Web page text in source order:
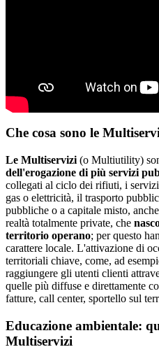
Che cosa sono le
Le Multiservizi (o Multiutility)
dell'erogazione di più servizi
collegati al ciclo dei rifiuti, i
gas o elettricità, il trasporto
pubbliche o a capitale misto,
realtà totalmente private, che
territorio operano; per questo
carattere locale. L'attivazione di
territoriali chiave, come, ad
raggiungere gli utenti clienti
quelle più diffuse e direttamente
fatture, call center, sportello sul
Educazione ambientale:
Multiservizi